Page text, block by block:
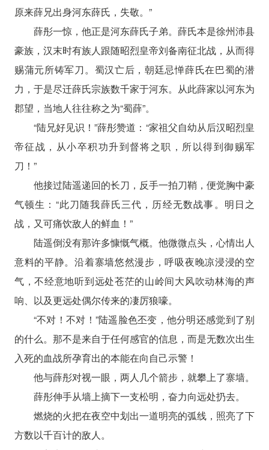
原来薛兄出身河东薛氏，失敬。”
薛彤一惊，他正是河东薛氏子弟。薛氏本是徐州沛县
豪族，汉末时有族人跟随昭烈皇帝刘备南征北战，从而得
赐蒲元所铸军刀。蜀汉亡后，朝廷忌惮薛氏在巴蜀的潜
力，于是尽迁薛氏宗族数千家于河东。从此薛家以河东为
郡望，当地人往往称之为“蜀薛”。
“陆兄好见识！”薛彤赞道：“家祖父自幼从后汉昭烈皇
帝征战，从小卒积功升到督将之职，所以得到御赐军
刀！”
他接过陆遥递回的长刀，反手一拍刀鞘，便觉胸中豪
气顿生：“此刀随我薛氏三代，历经无数战事。明日之
战，又可痛饮敌人的鲜血！”
陆遥倒没有那许多慷慨气概。他微微点头，心情出人
意料的平静。沿着寨墙悠然漫步，呼吸夜晚凉浸浸的空
气，不经意地听到远处苍茫的山岭间大风吹动林海的声
响、以及更远处偶尔传来的凄厉狼嚎。
“不对！不对！”陆遥脸色丕变，他分明还感觉到了别
的什么。那不是来自于任何感官的信息，而是无数次出生
入死的血战所孕育出的本能在向自己示警！
他与薛彤对视一眼，两人几个箭步，就攀上了寨墙。
薛彤伸手从墙上摘下一支松明，奋力向远处扔去。
燃烧的火把在夜空中划出一道明亮的弧线，照亮了下
方数以千百计的敌人。